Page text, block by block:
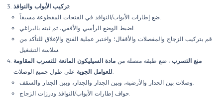
تركيب الأبواب والنوافذ:
ضع إطارات الأبواب/النوافذ في الفتحات المقطوعة مسبقاً.
اضبط الوضع الرأسي والأفقي، ثم ثبته بالبراغي.
قم بتركيب الزجاج والمفصلات والأقفال؛ واختبر عملية الفتح والإغلاق للتأكد من
سلاسة التشغيل.
منع التسرب : ضع طبقة متصلة من مادة السيليكون المانعة للتسرب المقاومة
للعوامل الجويةعلى طول جميع الوصلات:
وصلات بين الجدار والأرضية، وبين الجدار والجدار، وبين الجدار والسقف.
حواف إطارات الأبواب/النوافذ ودرزات الزجاج.